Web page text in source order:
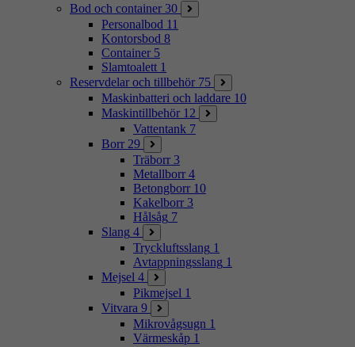
Bod och container 30
Personalbod 11
Kontorsbod 8
Container 5
Slamtoalett 1
Reservdelar och tillbehör 75
Maskinbatteri och laddare 10
Maskintillbehör 12
Vattentank 7
Borr 29
Träborr 3
Metallborr 4
Betongborr 10
Kakelborr 3
Hålsåg 7
Slang 4
Tryckluftsslang 1
Avtappningsslang 1
Mejsel 4
Pikmejsel 1
Vitvara 9
Mikrovågsugn 1
Värmeskåp 1